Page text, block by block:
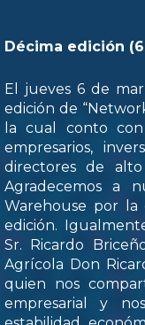
Décima edición
El jueves 6 de
edición de
la cual conto
empresarios,
directores de
Agradecemos a
Warehouse por la
edición.
Sr. Ricardo
Agrícola Don
quien nos
empresarial y